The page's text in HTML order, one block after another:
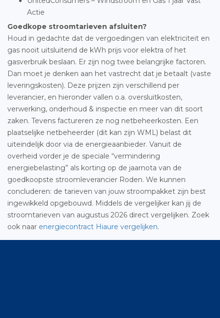
Actie
Goedkope stroomtarieven afsluiten?
Houd in gedachte dat de vergoedingen van elektriciteit en
gas nooit uitsluitend de kWh prijs voor elektra of het
gasverbruik beslaan. Er zijn nog twee belangrijke factoren.
Dan moet je denken aan het vastrecht dat je betaalt (vaste
leveringskosten). Deze prijzen zijn verschillend per
leverancier, en hieronder vallen o.a. oversluitkosten,
verwerking, onderhoud & inspectie en meer van dit soort
zaken. Tevens factureren ze nog netbeheerkosten. Een
plaatselijke netbeheerder (dit kan zijn WML) belast dit
uiteindelijk door via de energieaanbieder. Vanuit de
overheid vorder je de speciale “vermindering
energiebelasting” als korting op de jaarnota van de
goedkoopste stroomleverancier Roden. We kunnen
concluderen: de tarieven van jouw stroompakket zijn best
ingewikkeld opgebouwd. Middels de vergelijker kan jij de
stroomtarieven van augustus 2026 direct vergelijken. Zoek
ook naar energiecontract Hiaure vergelijken.